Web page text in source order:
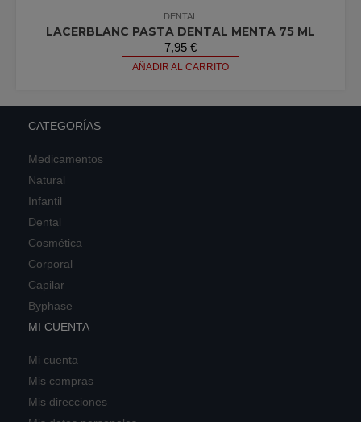
DENTAL
LACERBLANC PASTA DENTAL MENTA 75 ML
7,95 €
AÑADIR AL CARRITO
CATEGORÍAS
Medicamentos
Natural
Infantil
Dental
Cosmética
Corporal
Capilar
Byphase
MI CUENTA
Mi cuenta
Mis compras
Mis direcciones